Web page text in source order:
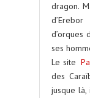
dragon.
d’orques
ses
Le site
des
jusque là,